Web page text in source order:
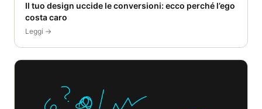
Il tuo design uccide le conversioni: ecco perché l’ego
costa caro
Leggi →